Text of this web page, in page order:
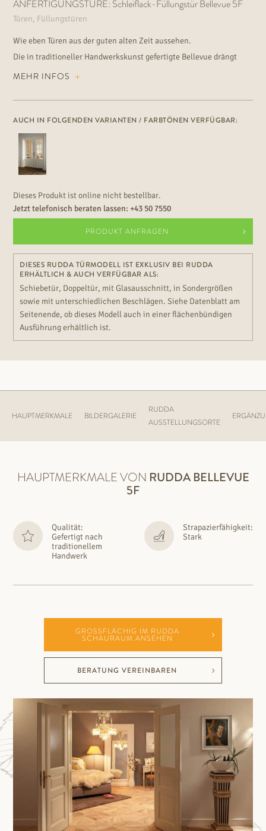
ANFERTIGUNGSTÜRE: Schleiflack-Füllungstür Bellevue 5F
Türen, Füllungstüren
Wie eben Türen aus der guten alten Zeit aussehen.
Die in traditioneller Handwerkskunst gefertigte Bellevue drängt
durch ihre liebevoll hergestellte Profilierung auf.
MEHR INFOS
AUCH IN FOLGENDEN VARIANTEN / FARBTÖNEN VERFÜGBAR:
Dieses Produkt ist online nicht bestellbar.
Jetzt telefonisch beraten lassen:+43 50 7550
PRODUKT ANFRAGEN
DIESES RUDDA TÜRMODELL IST EXKLUSIV BEI RUDDA
ERHÄLTLICH & AUCH VERFÜGBAR ALS:
Schiebetür, Doppeltür, mit Glasausschnitt, in Sondergrößen
sowie mit unterschiedlichen Beschlägen. Siehe Datenblatt am
Seitenende, ob dieses Modell auch in einer flächenbündigen
Ausführung erhältlich ist.
HAUPTMERKMALE BILDERGALERIE
RUDDA
AUSSTELLUNGSORTE
HAUPTMERKMALE VON RUDDA BELLEVUE
5F
Qualität:
Gefertigt nach
traditionellem
Handwerk
Strapazierfähigkeit:
Stark
GROSSFLÄCHIG IM RUDDA S
CHAURAUM ANSEHEN
BERATUNG VEREINBAREN